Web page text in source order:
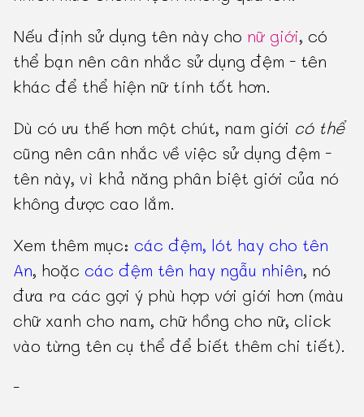
Nếu định sử dụng tên này cho nữ giới, có
thể bạn nên cân nhắc sử dụng đệm - tên
khác để thể hiện nữ tính tốt hơn.
Dù có ưu thế hơn một chút, nam giới có thể
cũng nên cân nhắc về việc sử dụng đệm -
tên này, vì khả năng phân biệt giới của nó
không được cao lắm.
Xem thêm mục: các đệm, lót hay cho tên
An, hoặc các đệm tên hay ngẫu nhiên, nó
đưa ra các gợi ý phù hợp với giới hơn (màu
chữ xanh cho nam, chữ hồng cho nữ, click
vào từng tên cụ thể để biết thêm chi tiết).
-